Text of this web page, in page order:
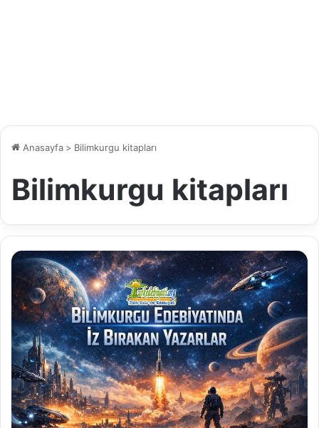
Anasayfa > Bilimkurgu kitapları
Bilimkurgu kitapları